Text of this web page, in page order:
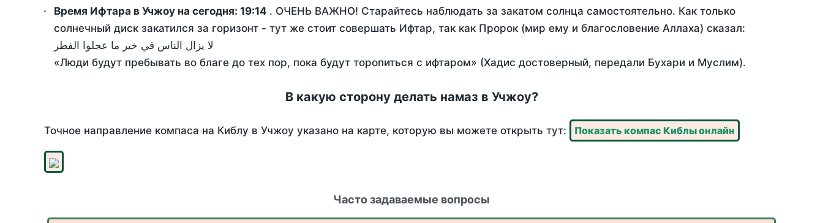
Время Ифтара в Учжоу на сегодня: 19:14 . ОЧЕНЬ ВАЖНО! Старайтесь наблюдать за закатом солнца самостоятельно. Как только
солнечный диск закатился за горизонт - тут же стоит совершать Ифтар, так как Пророк (мир ему и благословение Аллаха) сказал:
لا يزال الناس في خير ما عجلوا الفطر
«Люди будут пребывать во благе до тех пор, пока будут торопиться с ифтаром» (Хадис достоверный, передали Бухари и Муслим).
В какую сторону делать намаз в Учжоу?
Точное направление компаса на Киблу в Учжоу указано на карте, которую вы можете открыть тут: Показать компас Киблы онлайн
Часто задаваемые вопросы